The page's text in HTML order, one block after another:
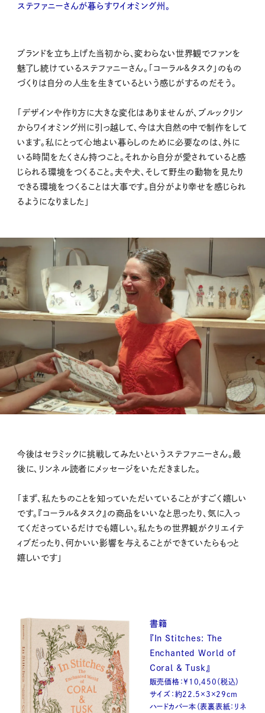
ステファニーさんが暮らすワイオミング州。
ブランドを立ち上げた当初から、変わらない世界観でファンを
魅了し続けているステファニーさん。「コーラル&タスク」のもの
づくりは自分の人生を生きているという感じがするのだそう。
「デザインや作り方に大きな変化はありませんが、ブルックリン
からワイオミング州に引っ越して、今は大自然の中で制作をして
います。私にとって心地よい暮らしのために必要なのは、外に
いる時間をたくさん持つこと。それから自分が愛されていると感
じられる環境をつくること。夫や犬、そして野生の動物を見たり
できる環境をつくることは大事です。自分がより幸せを感じられ
るようになりました」
今後はセラミックに挑戦してみたいというステファニーさん。最
後に、リンネル読者にメッセージをいただきました。
「まず、私たちのことを知っていただいていることがすごく嬉しい
です。『コーラル&タスク』の商品をいいなと思ったり、気に入っ
てくださっているだけでも嬉しい。私たちの世界観がクリエイテ
ィブだったり、何かいい影響を与えることができていたらもっと
嬉しいです」
書籍
『In Stitches: The
Enchanted World of
Coral & Tusk』
販売価格：￥10,450（税込）
サイズ：約22.5×3×29cm
ハードカバー本（表裏表紙：リネ